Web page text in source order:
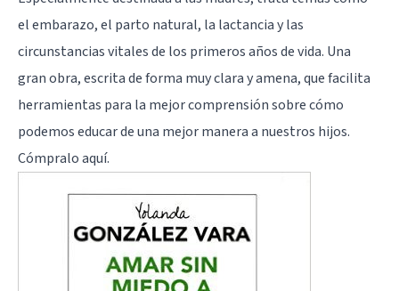
el embarazo, el parto natural, la lactancia y las
circunstancias vitales de los primeros años de vida. Una
gran obra, escrita de forma muy clara y amena, que facilita
herramientas para la mejor comprensión sobre cómo
podemos educar de una mejor manera a nuestros hijos.
Cómpraloaquí.